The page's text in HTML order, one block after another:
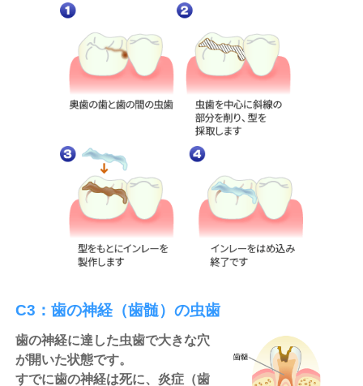
C3：歯の神経（歯髄）の虫歯
歯の神経に達した虫歯で大きな穴
が開いた状態です。
すでに歯の神経は死に、炎症（歯